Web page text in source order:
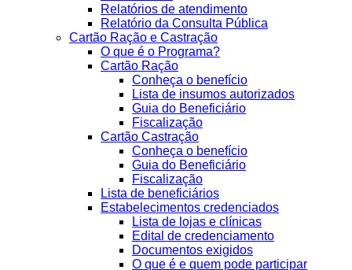
Relatórios de atendimento
Relatório da Consulta Pública
Cartão Ração e Castração
O que é o Programa?
Cartão Ração
Conheça o benefício
Lista de insumos autorizados
Guia do Beneficiário
Fiscalização
Cartão Castração
Conheça o benefício
Guia do Beneficiário
Fiscalização
Lista de beneficiários
Estabelecimentos credenciados
Lista de lojas e clínicas
Edital de credenciamento
Documentos exigidos
O que é e quem pode participar